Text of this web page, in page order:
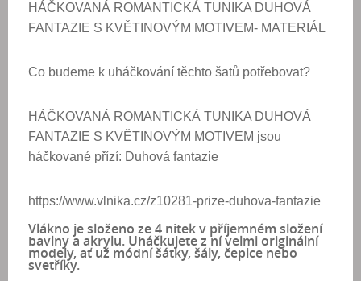
HÁČKOVANÁ ROMANTICKÁ TUNIKA DUHOVÁ
FANTAZIE S KVĚTINOVÝM MOTIVEM- MATERIÁL
Co budeme k uháčkování těchto šatů potřebovat?
HÁČKOVANÁ ROMANTICKÁ TUNIKA DUHOVÁ
FANTAZIE S KVĚTINOVÝM MOTIVEM jsou
háčkované přízí: Duhová fantazie
https://www.vlnika.cz/z10281-prize-duhova-fantazie
Vlákno je složeno ze 4 nitek v příjemném složení
bavlny a akrylu. Uháčkujete z ní velmi originální
modely, ať už módní šátky, šály, čepice nebo
svetříky.